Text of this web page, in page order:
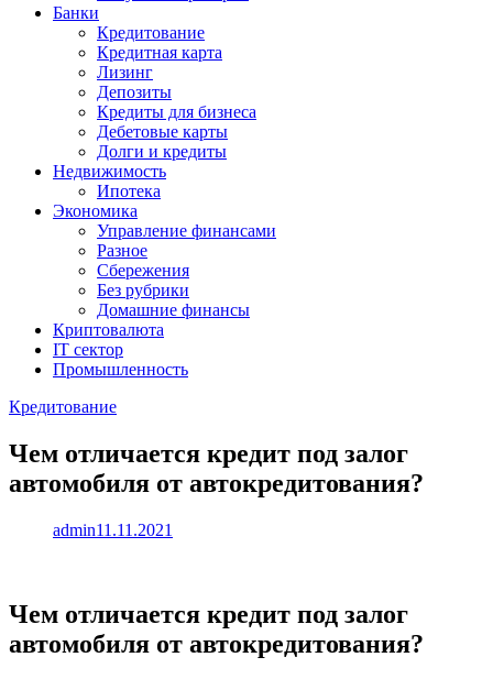
Банки
Кредитование
Кредитная карта
Лизинг
Депозиты
Кредиты для бизнеса
Дебетовые карты
Долги и кредиты
Недвижимость
Ипотека
Экономика
Управление финансами
Разное
Сбережения
Без рубрики
Домашние финансы
Криптовалюта
IT сектор
Промышленность
Кредитование
Чем отличается кредит под залог
автомобиля от автокредитования?
admin11.11.2021
Чем отличается кредит под залог
автомобиля от автокредитования?